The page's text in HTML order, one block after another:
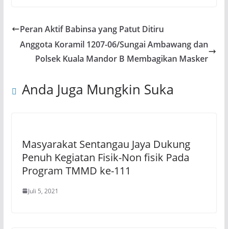
Peran Aktif Babinsa yang Patut Ditiru
Anggota Koramil 1207-06/Sungai Ambawang dan
Polsek Kuala Mandor B Membagikan Masker
Anda Juga Mungkin Suka
Masyarakat Sentangau Jaya Dukung
Penuh Kegiatan Fisik-Non fisik Pada
Program TMMD ke-111
Juli 5, 2021